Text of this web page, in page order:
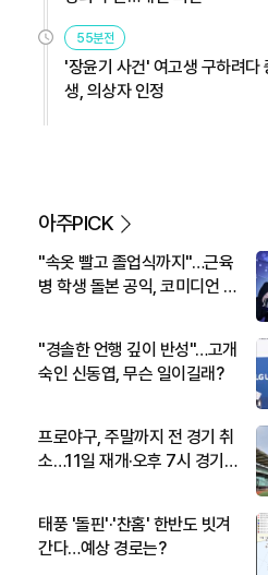
55분전
'장윤기 사건' 여고생 구하려다
생, 의상자 인정
아주PICK
"속옷 빨고 졸업식까지"…근육
병 학생 돌본 공익, 코미디언 김
"경솔한 언행 깊이 반성"…고개
숙인 신동엽, 무슨 일이길래?
프로야구, 주말까지 전 경기 취
소…11일 재개·오후 7시 경기
태풍 '돌핀'·'찬홈' 한반도 빗겨
간다…예상 경로는?